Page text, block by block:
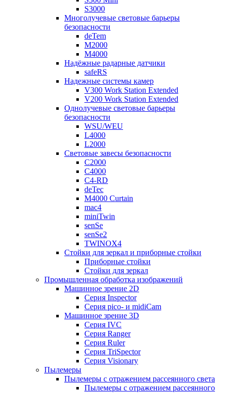
S3000
Многолучевые световые барьеры
безопасности
deTem
M2000
M4000
Надёжные радарные датчики
safeRS
Надежные системы камер
V300 Work Station Extended
V200 Work Station Extended
Однолучевые световые барьеры
безопасности
WSU/WEU
L4000
L2000
Световые завесы безопасности
C2000
C4000
C4-RD
deTec
M4000 Curtain
mac4
miniTwin
senSe
senSe2
TWINOX4
Стойки для зеркал и приборные стойки
Приборные стойки
Стойки для зеркал
Промышленная обработка изображений
Машинное зрение 2D
Серия Inspector
Серия pico- и midiCam
Машинное зрение 3D
Серия IVC
Серия Ranger
Серия Ruler
Серия TriSpector
Серия Visionary
Пылемеры
Пылемеры с отражением рассеянного света
Пылемеры с отражением рассеянного